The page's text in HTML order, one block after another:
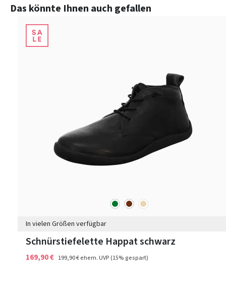
Produktgalerie überspringen
Das könnte Ihnen auch gefallen
grün braunbeige
In vielen Größen verfügbar
Schnürstiefelette Happat schwarz
169,90 € 199,90 €ehem. UVP(15% gespart)